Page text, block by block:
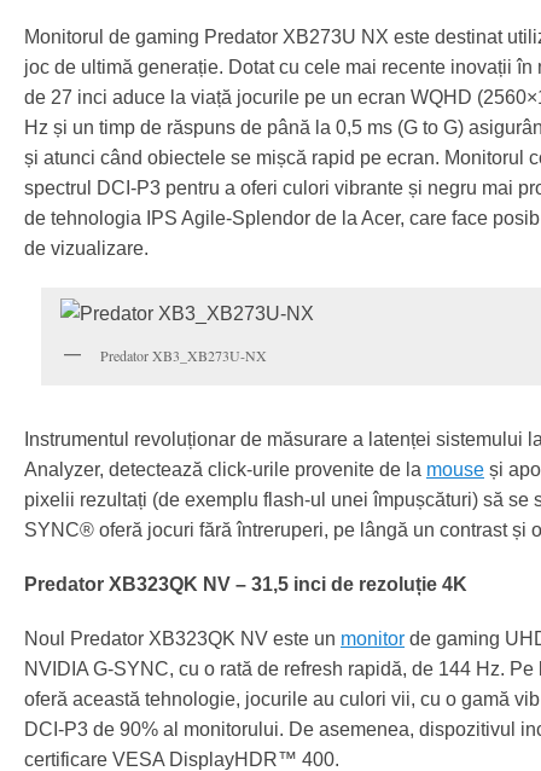
Monitorul de gaming Predator XB273U NX este destinat
joc de ultimă generație. Dotat cu cele mai recente inovații
de 27 inci aduce la viață jocurile pe un ecran WQHD
Hz și un timp de răspuns de până la 0,5 ms (G to G)
și atunci când obiectele se mișcă rapid pe ecran. Monitorul
spectrul DCI-P3 pentru a oferi culori vibrante și negru mai
de tehnologia IPS Agile-Splendor de la Acer, care face
de vizualizare.
Predator XB3_XB273U-NX
Instrumentul revoluționar de măsurare a latenței sistemului
Analyzer, detectează click-urile provenite de la mouse și
pixelii rezultați (de exemplu flash-ul unei împușcături) să se
SYNC® oferă jocuri fără întreruperi, pe lângă un contrast și
Predator XB323QK NV – 31,5 inci de rezoluție 4K
Noul Predator XB323QK NV este un monitor de gaming
NVIDIA G-SYNC, cu o rată de refresh rapidă, de 144 Hz.
oferă această tehnologie, jocurile au culori vii, cu o gamă
DCI-P3 de 90% al monitorului. De asemenea, dispozitivul
certificare VESA DisplayHDR™ 400.